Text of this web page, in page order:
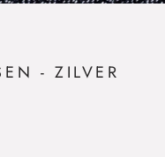
- ZILVER